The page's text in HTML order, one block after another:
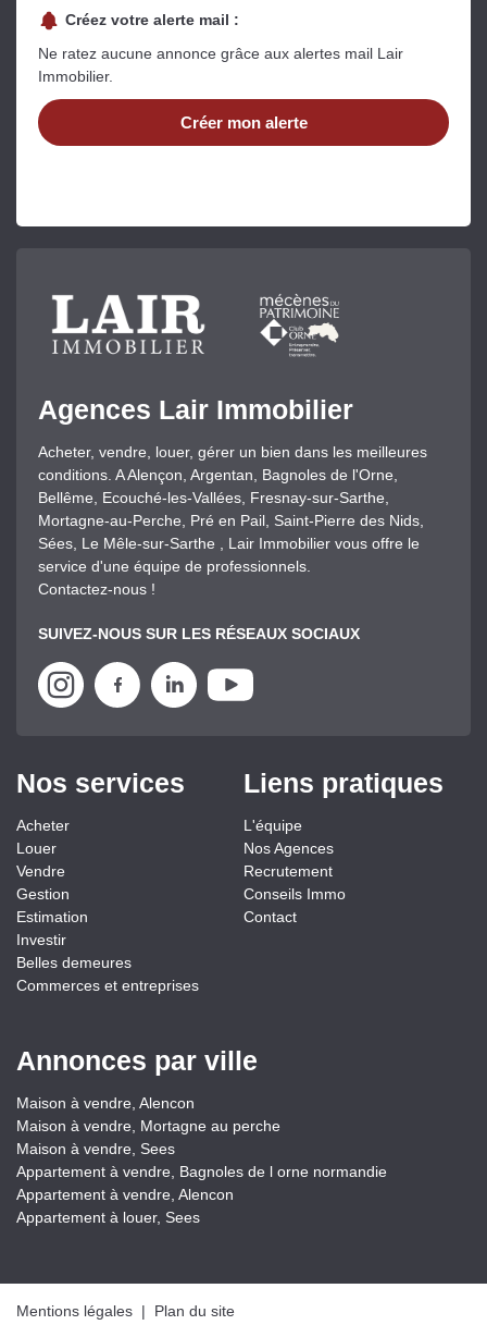
Créez votre alerte mail :
Ne ratez aucune annonce grâce aux alertes mail Lair
Immobilier.
Créer mon alerte
Agences Lair Immobilier
Acheter, vendre, louer, gérer un bien dans les meilleures
conditions. A Alençon, Argentan, Bagnoles de l'Orne,
Bellême, Ecouché-les-Vallées, Fresnay-sur-Sarthe,
Mortagne-au-Perche, Pré en Pail, Saint-Pierre des Nids,
Sées, Le Mêle-sur-Sarthe , Lair Immobilier vous offre le
service d'une équipe de professionnels.
Contactez-nous !
SUIVEZ-NOUS SUR LES RÉSEAUX SOCIAUX
Nos services
Acheter
Louer
Vendre
Gestion
Estimation
Investir
Belles demeures
Commerces et entreprises
Liens pratiques
L'équipe
Nos Agences
Recrutement
Conseils Immo
Contact
Annonces par ville
Maison à vendre, Alencon
Maison à vendre, Mortagne au perche
Maison à vendre, Sees
Appartement à vendre, Bagnoles de l orne normandie
Appartement à vendre, Alencon
Appartement à louer, Sees
Mentions légales | Plan du site